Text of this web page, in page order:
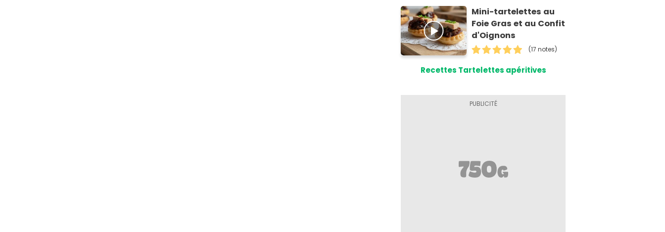
Mini-tartelettes au
Foie Gras et au Confit
d'Oignons
(17 notes)
Recettes Tartelettes apéritives